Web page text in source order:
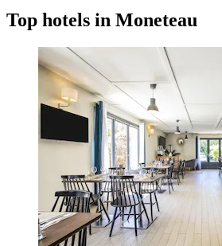
Top hotels in Moneteau